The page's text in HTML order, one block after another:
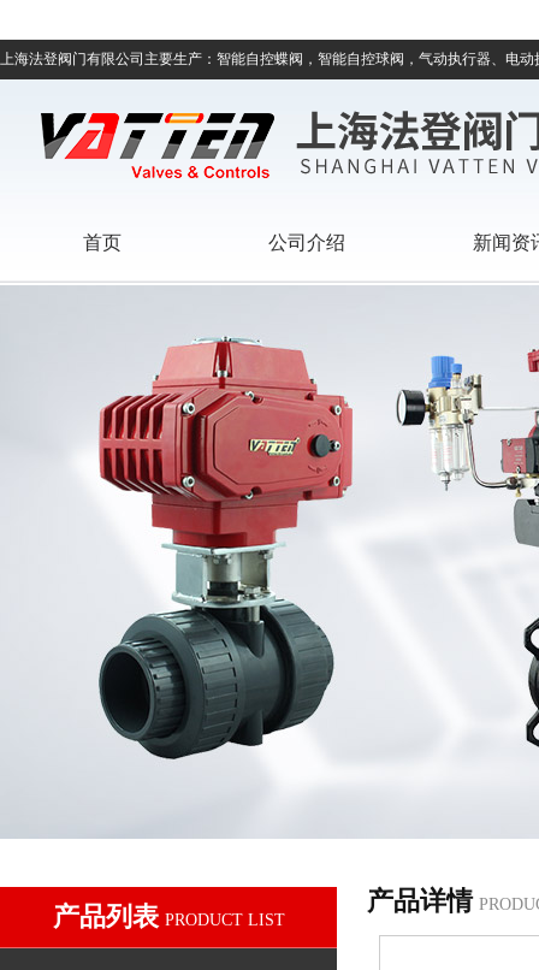
上海法登阀门有限公司主要生产：智能自控蝶阀，智能自控球阀，气动执行器、电
首页 公司介绍 新闻资
产品列表 PRODUCT LIST
产品详情